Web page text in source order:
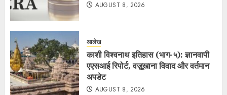
AUGUST 8, 2026
आलेख
काशी विश्वनाथ इतिहास (भाग-५): ज्ञानवापी
एएसआई रिपोर्ट, वज़ूखाना विवाद और वर्तमान
अपडेट
AUGUST 8, 2026